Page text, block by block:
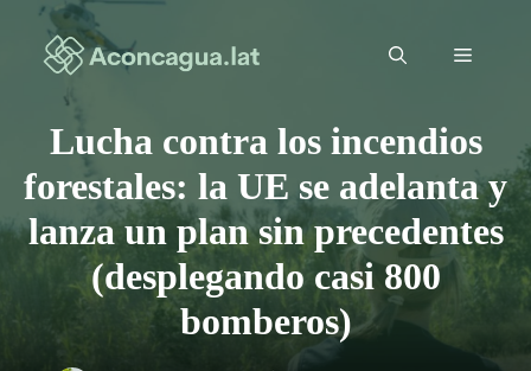
Saltar
contenido
Menú
Lucha contra los incendios
forestales: la UE se adelanta y
lanza un plan sin precedentes
(desplegando casi 800
bomberos)